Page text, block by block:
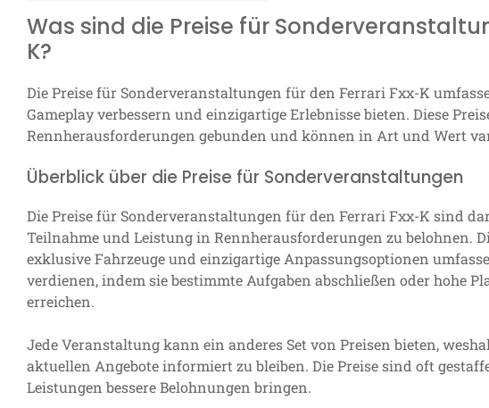
Was sind die Preise für
K?
Die Preise für Sonderveranstaltungen für den Ferrari Fxx-K
Gameplay verbessern und einzigartige Erlebnisse bieten. Diese
Rennherausforderungen gebunden und können in Art und Wert
Überblick über die Preise für Sonderveranstaltungen
Die Preise für Sonderveranstaltungen für den Ferrari Fxx-K sind
Teilnahme und Leistung in Rennherausforderungen zu belohnen.
exklusive Fahrzeuge und einzigartige Anpassungsoptionen
verdienen, indem sie bestimmte Aufgaben abschließen oder hohe
erreichen.
Jede Veranstaltung kann ein anderes Set von Preisen bieten,
aktuellen Angebote informiert zu bleiben. Die Preise sind oft
Leistungen bessere Belohnungen bringen.